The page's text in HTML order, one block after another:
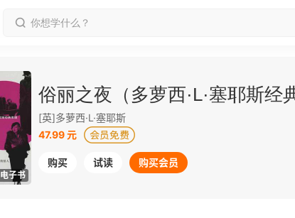
电子书
俗丽之夜（多萝西·L·塞耶斯经
[英]多萝西·L·塞耶斯
47.99 元
购买 试读 购买会员